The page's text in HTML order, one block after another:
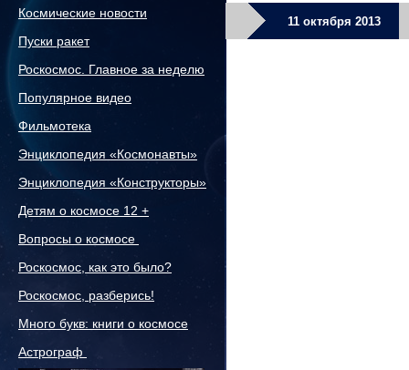
Космические новости
Пуски ракет
Роскосмос. Главное за неделю
Популярное видео
Фильмотека
Энциклопедия «Космонавты»
Энциклопедия «Конструкторы»
Детям о космосе 12 +
Вопросы о космосе
Роскосмос, как это было?
Роскосмос, разберись!
Много букв: книги о космосе
Астрограф
11 октября 2013